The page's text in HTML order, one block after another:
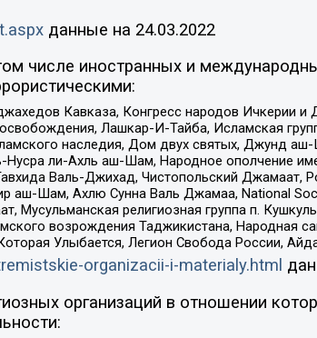
данные на 24.03.2022
числе иностранных и
Кавказа, Конгресс народов Ичкерии и
Лашкар-И-Тайба, Исламская
наследия, Дом двух святых, Джунд
ли-Ахль аш-Шам, Народное ополчение
Валь-Джихад, Чистопольский Джамаат,
аш-Шам, Ахлю Сунна Валь Джамаа, National
Мусульманская религиозная группа п.
возрождения Таджикистана, Народная
Улыбается, Легион Свобода России,
organizacii-i-materialy.html
организаций в отношении